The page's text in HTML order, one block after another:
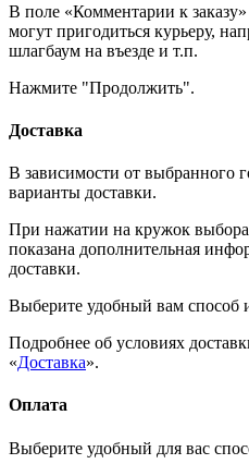
В поле «Комментарии к
могут пригодиться курьеру,
шлагбаум на въезде и т.п.
Нажмите "Продолжить".
Доставка
В зависимости от выбранного
варианты доставки.
При нажатии на кружок выбора
показана дополнительная
доставки.
Выберите удобный вам
Подробнее об условиях
«Доставка».
Оплата
Выберите удобный для вас